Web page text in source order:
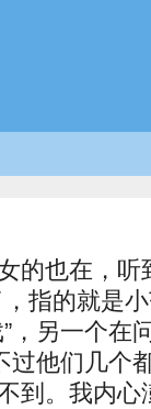
的也在，听
指的就是
，另一个在
过他们几个
到。我内